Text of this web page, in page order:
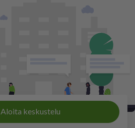
Aloita keskustelu